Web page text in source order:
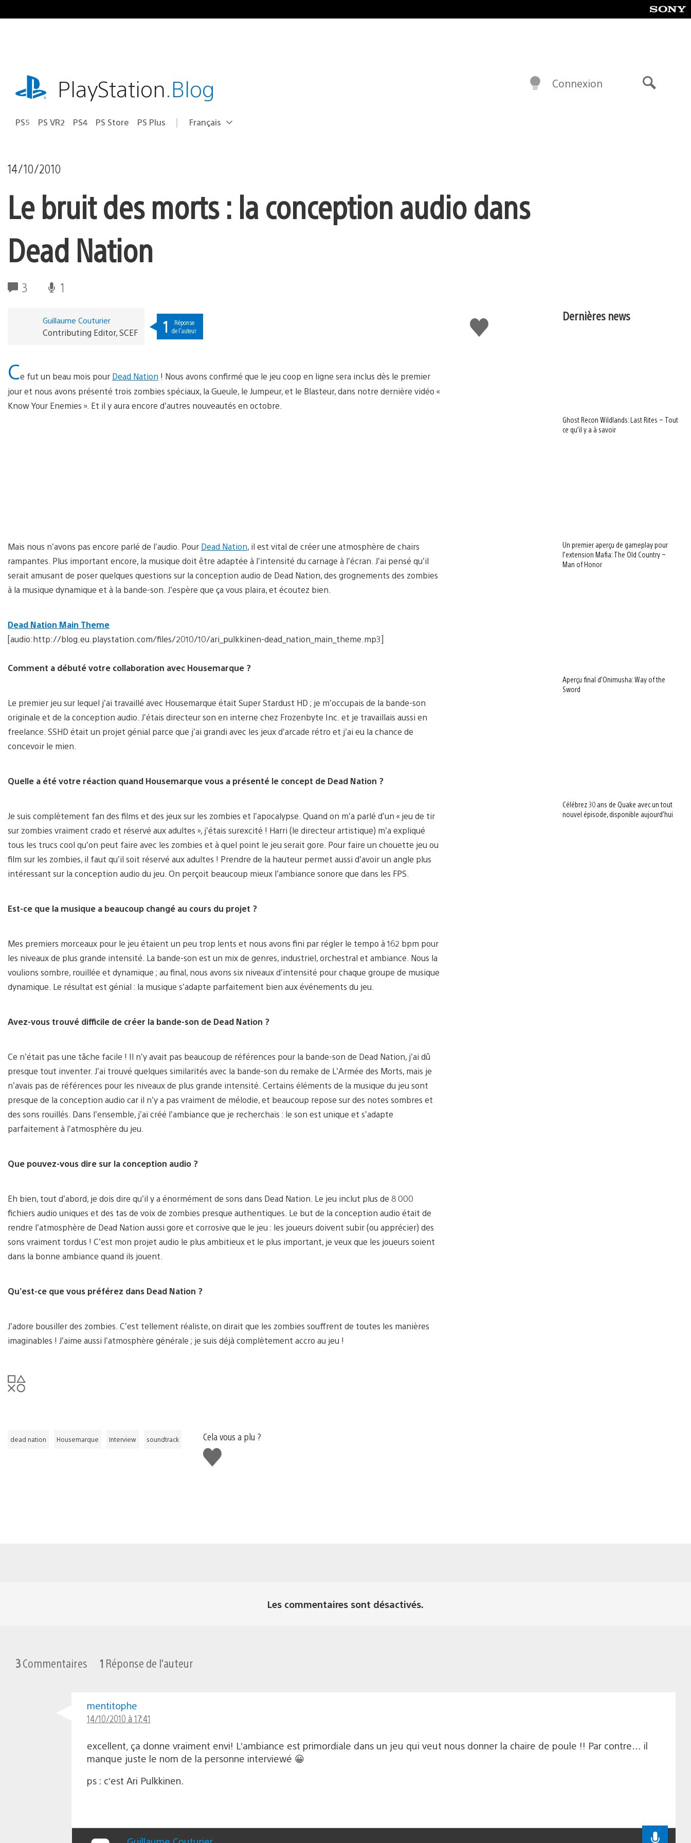
au
playstation.comPlayStation.Blog
PS5 PS VR2 PS4 PS Store PS Plus Choisir
Région
Français
Connexion
14/10/2010
Le bruit des morts : la conception audio dans
Dead Nation
3 1
J'aime
Guillaume Couturier
Contributing Editor, SCEF 1
Réponse
de l'auteur
Ce fut un beau mois pour Dead Nation ! Nous avons confirmé que le jeu coop en ligne sera inclus dès le premier
jour et nous avons présenté trois zombies spéciaux, la Gueule, le Jumpeur, et le Blasteur, dans notre dernière vidéo «
Know Your Enemies ». Et il y aura encore d’autres nouveautés en octobre.
Mais nous n’avons pas encore parlé de l’audio. Pour Dead Nation, il est vital de créer une atmosphère de chairs
rampantes. Plus important encore, la musique doit être adaptée à l’intensité du carnage à l’écran. J’ai pensé qu’il
serait amusant de poser quelques questions sur la conception audio de Dead Nation, des grognements des zombies
à la musique dynamique et à la bande-son. J’espère que ça vous plaira, et écoutez bien.
Dead Nation Main Theme
[audio:http://blog.eu.playstation.com/files/2010/10/ari_pulkkinen-dead_nation_main_theme.mp3]
Comment a débuté votre collaboration avec Housemarque ?
Le premier jeu sur lequel j’ai travaillé avec Housemarque était Super Stardust HD ; je m’occupais de la bande-son
originale et de la conception audio. J’étais directeur son en interne chez Frozenbyte Inc. et je travaillais aussi en
freelance. SSHD était un projet génial parce que j’ai grandi avec les jeux d’arcade rétro et j’ai eu la chance de
concevoir le mien.
Quelle a été votre réaction quand Housemarque vous a présenté le concept de Dead Nation ?
Je suis complètement fan des films et des jeux sur les zombies et l’apocalypse. Quand on m’a parlé d’un « jeu de tir
sur zombies vraiment crado et réservé aux adultes », j’étais surexcité ! Harri (le directeur artistique) m’a expliqué
tous les trucs cool qu’on peut faire avec les zombies et à quel point le jeu serait gore. Pour faire un chouette jeu ou
film sur les zombies, il faut qu’il soit réservé aux adultes ! Prendre de la hauteur permet aussi d’avoir un angle plus
intéressant sur la conception audio du jeu. On perçoit beaucoup mieux l’ambiance sonore que dans les FPS.
Est-ce que la musique a beaucoup changé au cours du projet ?
Mes premiers morceaux pour le jeu étaient un peu trop lents et nous avons fini par régler le tempo à 162 bpm pour
les niveaux de plus grande intensité. La bande-son est un mix de genres, industriel, orchestral et ambiance. Nous la
voulions sombre, rouillée et dynamique ; au final, nous avons six niveaux d’intensité pour chaque groupe de musique
dynamique. Le résultat est génial : la musique s’adapte parfaitement bien aux événements du jeu.
Avez-vous trouvé difficile de créer la bande-son de Dead Nation ?
Ce n’était pas une tâche facile ! Il n’y avait pas beaucoup de références pour la bande-son de Dead Nation, j’ai dû
presque tout inventer. J’ai trouvé quelques similarités avec la bande-son du remake de L’Armée des Morts, mais je
n’avais pas de références pour les niveaux de plus grande intensité. Certains éléments de la musique du jeu sont
presque de la conception audio car il n’y a pas vraiment de mélodie, et beaucoup repose sur des notes sombres et
des sons rouillés. Dans l’ensemble, j’ai créé l’ambiance que je recherchais : le son est unique et s’adapte
parfaitement à l’atmosphère du jeu.
Que pouvez-vous dire sur la conception audio ?
Eh bien, tout d’abord, je dois dire qu’il y a énormément de sons dans Dead Nation. Le jeu inclut plus de 8 000
fichiers audio uniques et des tas de voix de zombies presque authentiques. Le but de la conception audio était de
rendre l’atmosphère de Dead Nation aussi gore et corrosive que le jeu : les joueurs doivent subir (ou apprécier) des
sons vraiment tordus ! C’est mon projet audio le plus ambitieux et le plus important, je veux que les joueurs soient
dans la bonne ambiance quand ils jouent.
Qu’est-ce que vous préférez dans Dead Nation ?
J’adore bousiller des zombies. C’est tellement réaliste, on dirait que les zombies souffrent de toutes les manières
imaginables ! J’aime aussi l’atmosphère générale ; je suis déjà complètement accro au jeu !
dead nation Housemarque Interview soundtrack
Cela vous a plu ?
J'aime
Dernières news
Ghost Recon Wildlands: Last Rites – Tout
ce qu’il y a à savoir
Un premier aperçu de gameplay pour
l’extension Mafia: The Old Country –
Man of Honor
Aperçu final d’Onimusha: Way of the
Sword
Célébrez 30 ans de Quake avec un tout
nouvel épisode, disponible aujourd’hui
Les commentaires sont désactivés.
3Commentaires 1 Réponse de l'auteur
mentitophe
14/10/2010 à 17:41
excellent, ça donne vraiment envi! L’ambiance est primordiale dans un jeu qui veut nous donner la chaire de poule !! Par contre… il
manque juste le nom de la personne interviewé 😀
ps : c’est Ari Pulkkinen.